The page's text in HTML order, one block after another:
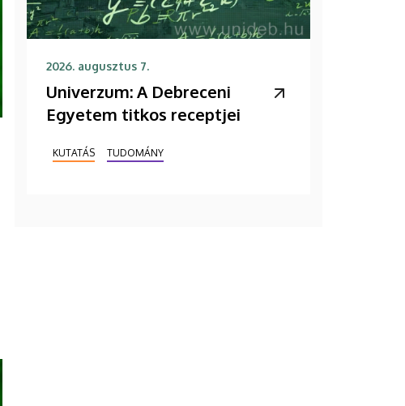
2026. augusztus 7.
Univerzum: A Debreceni
Egyetem titkos receptjei
KUTATÁS TUDOMÁNY